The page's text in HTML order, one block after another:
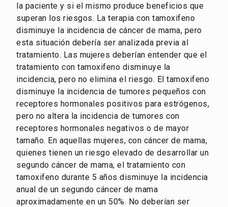
la paciente y si el mismo produce beneficios que
superan los riesgos. La terapia con tamoxifeno
disminuye la incidencia de cáncer de mama, pero
esta situación debería ser analizada previa al
tratamiento. Las mujeres deberían entender que el
tratamiento con tamoxifeno disminuye la
incidencia, pero no elimina el riesgo. El tamoxifeno
disminuye la incidencia de tumores pequeños con
receptores hormonales positivos para estrógenos,
pero no altera la incidencia de tumores con
receptores hormonales negativos o de mayor
tamaño. En aquellas mujeres, con cáncer de mama,
quienes tienen un riesgo elevado de desarrollar un
segundo cáncer de mama, el tratamiento con
tamoxifeno durante 5 años disminuye la incidencia
anual de un segundo cáncer de mama
aproximadamente en un 50%. No deberían ser